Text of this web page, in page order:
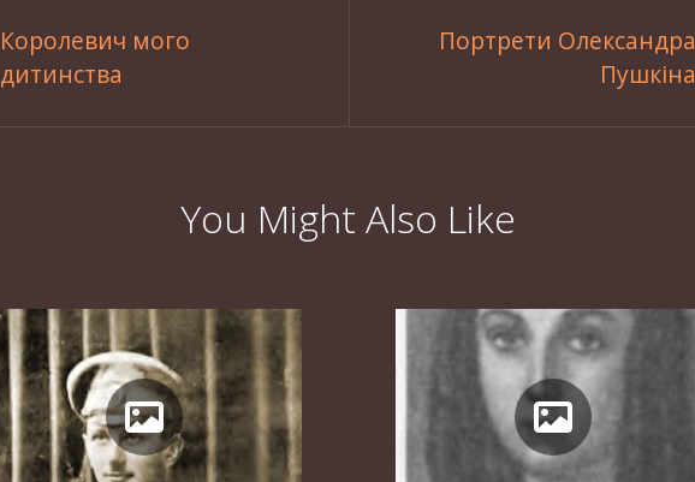
Королевич мого
дитинства
Портрети Олександра
Пушкіна
You Might Also Like